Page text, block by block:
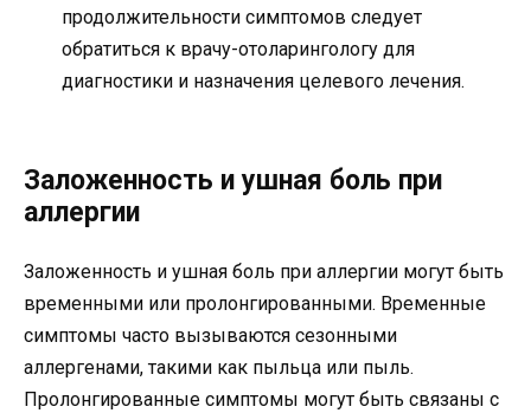
продолжительности симптомов следует
обратиться к врачу-отоларингологу для
диагностики и назначения целевого лечения.
Заложенность и ушная боль при
аллергии
Заложенность и ушная боль при аллергии могут быть
временными или пролонгированными. Временные
симптомы часто вызываются сезонными
аллергенами, такими как пыльца или пыль.
Пролонгированные симптомы могут быть связаны с